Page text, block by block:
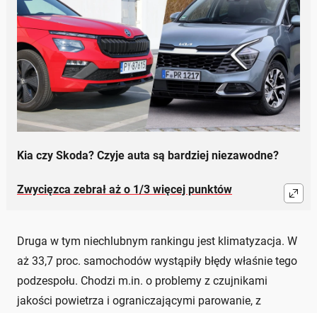
Kia czy Skoda? Czyje auta są bardziej niezawodne?
Zwycięzca zebrał aż o 1/3 więcej punktów
Druga w tym niechlubnym rankingu jest klimatyzacja. W
aż 33,7 proc. samochodów wystąpiły błędy właśnie tego
podzespołu. Chodzi m.in. o problemy z czujnikami
jakości powietrza i ograniczającymi parowanie, z